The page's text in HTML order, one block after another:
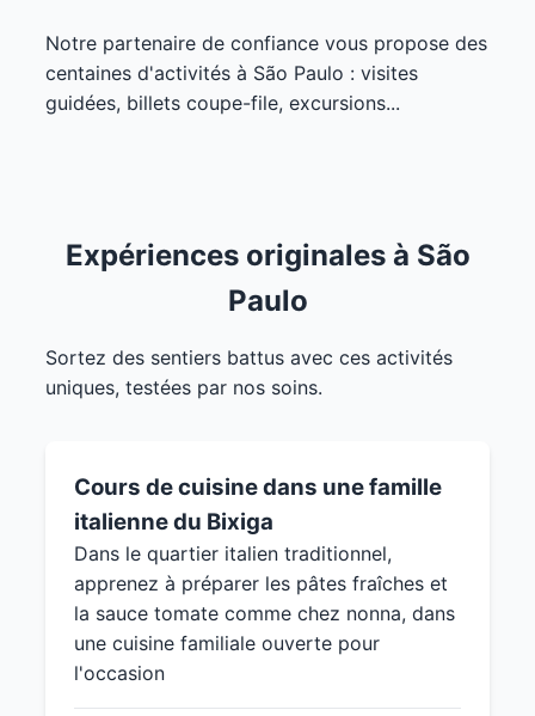
Notre partenaire de confiance vous propose des
centaines d'activités à São Paulo : visites
guidées, billets coupe-file, excursions...
Expériences originales à São
Paulo
Sortez des sentiers battus avec ces activités
uniques, testées par nos soins.
Cours de cuisine dans une famille
italienne du Bixiga
Dans le quartier italien traditionnel,
apprenez à préparer les pâtes fraîches et
la sauce tomate comme chez nonna, dans
une cuisine familiale ouverte pour
l'occasion